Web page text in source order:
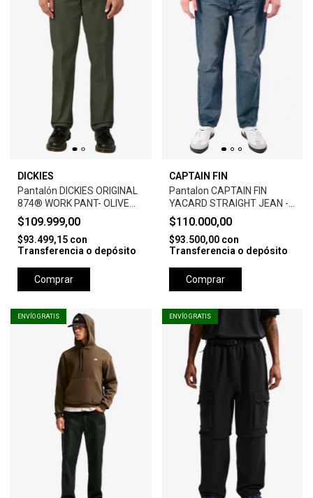
DICKIES
Pantalón DICKIES ORIGINAL
874® WORK PANT- OLIVE
GREEN
$109.999,00
$93.499,15 con
Transferencia o depósito
Comprar
CAPTAIN FIN
Pantalon CAPTAIN FIN
YACARD STRAIGHT JEAN -
AZUL
$110.000,00
$93.500,00 con
Transferencia o depósito
Comprar
ENVÍO GRATIS ENVÍO GRATIS